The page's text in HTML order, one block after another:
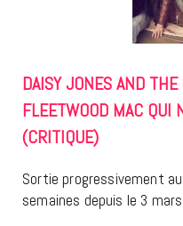
DAISY JONES AND
FLEETWOOD MAC QUI
(CRITIQUE)
Sortie progressivement
semaines depuis le 3